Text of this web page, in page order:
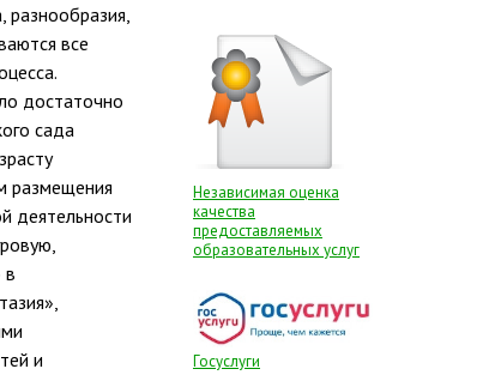
разнообразия,
все
достаточно
сада
размещения
деятельности
в
и
Независимая оценка
качества
предоставляемых
образовательных услуг
Госуслуги